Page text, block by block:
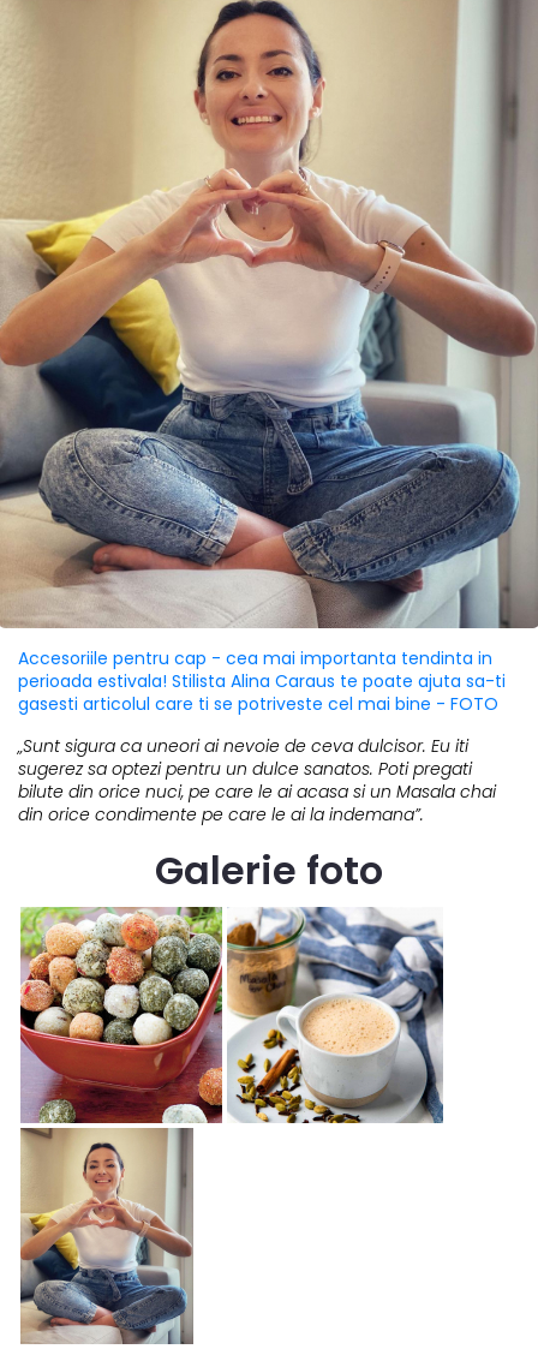
Accesoriile pentru cap - cea mai importanta tendinta in
perioada estivala! Stilista Alina Caraus te poate ajuta sa-ti
gasesti articolul care ti se potriveste cel mai bine - FOTO
„Sunt sigura ca uneori ai nevoie de ceva dulcisor. Eu iti
sugerez sa optezi pentru un dulce sanatos. Poti pregati
bilute din orice nuci, pe care le ai acasa si un Masala chai
din orice condimente pe care le ai la indemana”.
Galerie foto